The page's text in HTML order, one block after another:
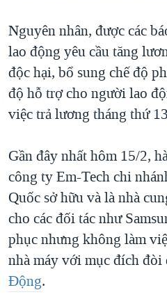
Nguyên nhân, được các
lao động yêu cầu tăng
độc hại, bổ sung chế độ
độ hỗ trợ cho người lao
việc trả lương tháng thứ
Gần đây nhất hôm 15/2,
công ty Em-Tech chi
Quốc sở hữu và là nhà
cho các đối tác như
phục nhưng không làm
nhà máy với mục đích
Động.